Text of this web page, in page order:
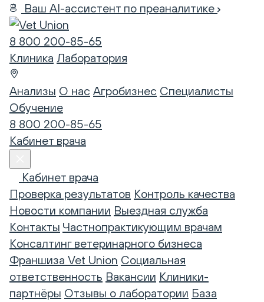
Ваш AI-ассистент по преаналитике
8 800 200-85-65
Клиника Лаборатория
Анализы О нас Агробизнес Специалисты
Обучение
8 800 200-85-65
Кабинет врача
Кабинет врача
Проверка результатов Контроль качества
Новости компании Выездная служба
Контакты Частнопрактикующим врачам
Консалтинг ветеринарного бизнеса
Франшиза Vet Union Социальная
ответственность Вакансии Клиники-
партнёры Отзывы о лаборатории База